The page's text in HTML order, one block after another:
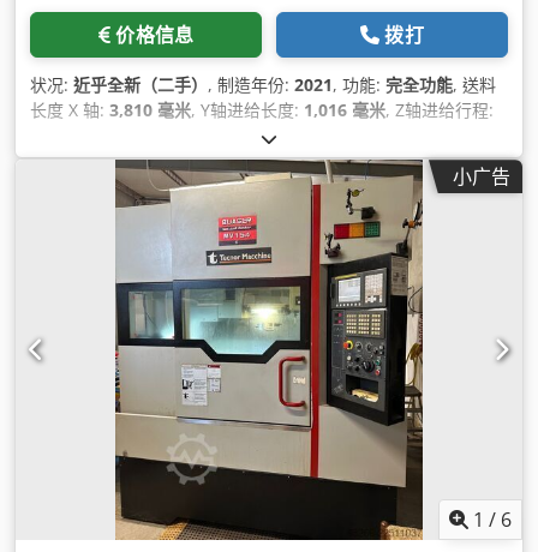
价格信息 拨打
状况: 近乎全新（二手） , 制造年份: 2021, 功能: 完全功能, 送料
长度 X 轴: 3,810 毫米, Y轴进给长度: 1,016 毫米, Z轴进给行程:
, 主轴速度（最大）:
刀库刀位数量:50, 附加设备功能:2-axis gimbaled spindle
, 设备:切屑输送机, 文档 / 手册 小广告
1 / 6